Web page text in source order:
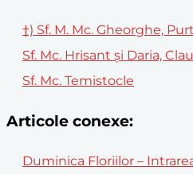
†) Sf. M. Mc. Gheorghe,
Sf. Mc. Hrisant și Daria,
Sf. Mc. Temistocle
Articole conexe:
Duminica Floriilor –